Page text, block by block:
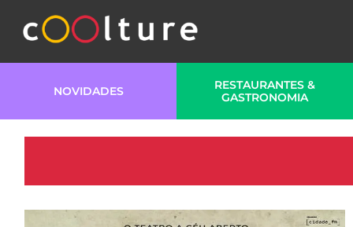
NOVIDADES
RESTAURANTES &
GASTRONOMIA